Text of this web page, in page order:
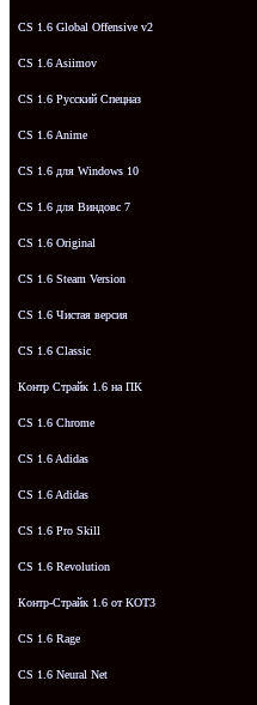
CS 1.6 Global Offensive v2
CS 1.6 Asiimov
CS 1.6 Русский Спецназ
CS 1.6 Anime
CS 1.6 для Windows 10
CS 1.6 для Виндовс 7
CS 1.6 Original
CS 1.6 Steam Version
CS 1.6 Чистая версия
CS 1.6 Classic
Контр Страйк 1.6 на ПК
CS 1.6 Chrome
CS 1.6 Adidas
CS 1.6 Adidas
CS 1.6 Pro Skill
CS 1.6 Revolution
Контр-Страйк 1.6 от KOT3
CS 1.6 Rage
CS 1.6 Neural Net